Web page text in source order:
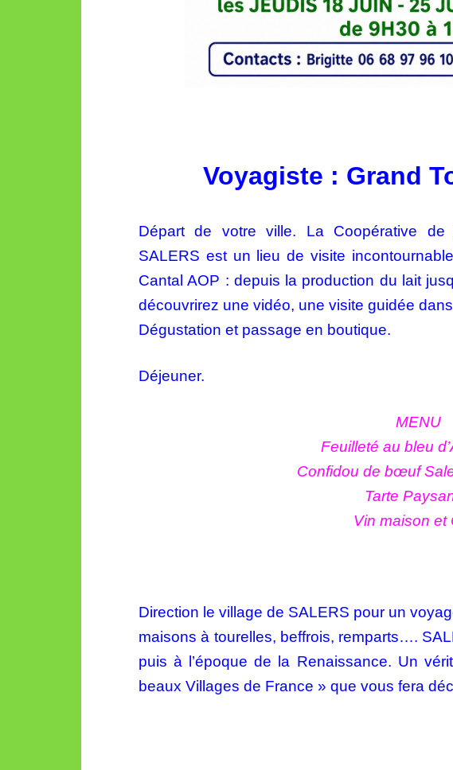
Voyagiste : Grand
Départ de votre ville. La Coopérative de
SALERS est un lieu de visite
Cantal AOP : depuis la production du lait
découvrirez une vidéo, une visite guidée
Dégustation et passage en boutique.
Déjeuner.
MENU
Feuilleté au bleu
Confidou de bœuf
Tarte
Vin maison et
Direction le village de SALERS pour un
maisons à tourelles, beffrois, remparts….
puis à l’époque de la Renaissance. Un
beaux Villages de France » que vous fera